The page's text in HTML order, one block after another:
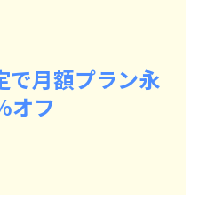
で月額プラン永
オフ